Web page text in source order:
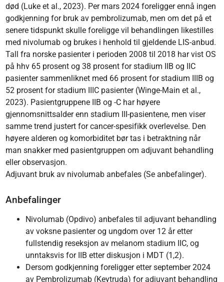
død (Luke et al., 2023). Per mars 2024 foreligger ennå ingen
godkjenning for bruk av pembrolizumab, men om det på et
senere tidspunkt skulle foreligge vil behandlingen likestilles
med nivolumab og brukes i henhold til gjeldende LIS-anbud.
Tall fra norske pasienter i perioden 2008 til 2018 har vist OS
på hhv 65 prosent og 38 prosent for stadium IIB og IIC
pasienter sammenliknet med 66 prosent for stadium IIIB og
52 prosent for stadium IIIC pasienter (Winge-Main et al.,
2023). Pasientgruppene IIB og -C har høyere
gjennomsnittsalder enn stadium III-pasientene, men viser
samme trend justert for cancer-spesifikk overlevelse. Den
høyere alderen og komorbiditet bør tas i betraktning når
man snakker med pasientgruppen om adjuvant behandling
eller observasjon.
Adjuvant bruk av nivolumab anbefales (Se anbefalinger).
Anbefalinger
Nivolumab (Opdivo) anbefales til adjuvant behandling
av voksne pasienter og ungdom over 12 år etter
fullstendig reseksjon av melanom stadium IIC, og
unntaksvis for IIB etter diskusjon i MDT (1,2).
Dersom godkjenning foreligger etter september 2024
av Pembrolizumab (Keytruda) for adjuvant behandling